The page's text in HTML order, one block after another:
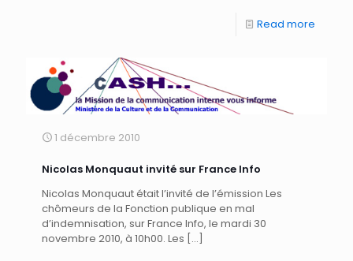
Read more
1 décembre 2010
Nicolas Monquaut invité sur France Info
Nicolas Monquaut était l’invité de l’émission Les
chômeurs de la Fonction publique en mal
d’indemnisation, sur France Info, le mardi 30
novembre 2010, à 10h00. Les […]